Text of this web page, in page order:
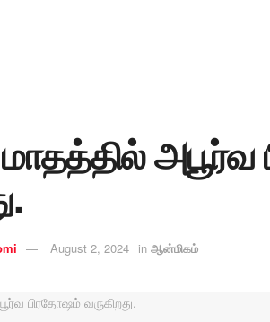
அபூர்வ
August 2, 2024 in ஆன்மிகம்